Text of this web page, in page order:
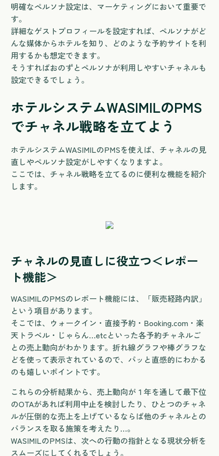
明確なペルソナ設定は、マーケティングにおいて重要で
す。
詳細なゲストプロフィールを設定すれば、ペルソナがど
んな媒体からホテルを知り、どのような予約サイトを利
用するかも想定できます。
そうすればおのずとペルソナが利用しやすいチャネルも
設定できるでしょう。
ホテルシステムWASIMILのPMS
でチャネル戦略を立てよう
ホテルシステムWASIMILのPMSを使えば、チャネルの見
直しやペルソナ設定がしやすくなりますよ。
ここでは、チャネル戦略を立てるのに便利な機能を紹介
します。
チャネルの見直しに役立つ＜レポー
ト機能＞
WASIMILのPMSのレポート機能には、「販売経路内訳」
という項目があります。
そこでは、ウォークイン・直接予約・Booking.com・楽
天トラベル・じゃらん…etcといった各予約チャネルご
との売上動向がわかります。折れ線グラフや棒グラフな
どを使って表示されているので、パッと直感的にわかる
のも嬉しいポイントです。
これらの分析結果から、売上動向が１年を通して最下位
のOTAがあれば利用中止を検討したり、ひとつのチャネ
ルが圧倒的な売上を上げているならば他のチャネルとの
バランスを取る施策を考えたり…。
WASIMILのPMSは、次への行動の指針となる現状分析を
スムーズにしてくれるでしょう。